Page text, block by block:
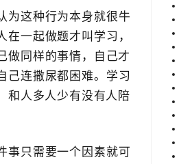
为这种行为本身就很牛
一起​做题才叫学习，
做同样的事情，自己才
己连撒尿都困难。学习
和人多人少有没有人陪​
事只需要一个因素就可